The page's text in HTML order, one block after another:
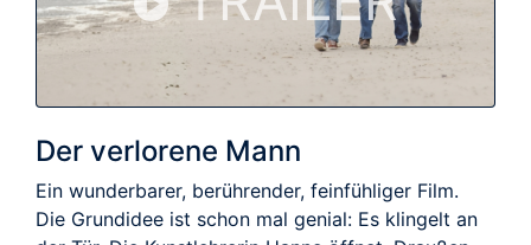
Der verlorene Mann
Ein wunderbarer, berührender, feinfühliger Film.
Die Grundidee ist schon mal genial: Es klingelt an